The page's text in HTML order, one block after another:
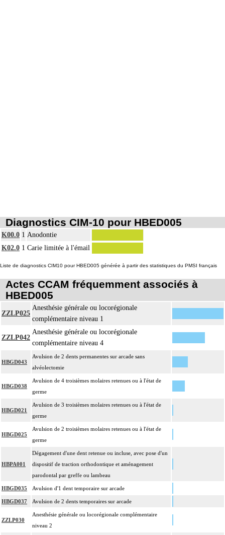
Diagnostics CIM-10 pour HBED005
K00.0 1 Anodontie
K02.0 1 Carie limitée à l'émail
Liste de diagnostics CIM10 pour HBED005 générée à partir des statistiques du PMSI français
Actes CCAM fréquemment associés à
HBED005
ZZLP025
Anesthésie générale ou locorégionale
complémentaire niveau 1
ZZLP042
Anesthésie générale ou locorégionale
complémentaire niveau 4
HBGD043
Avulsion de 2 dents permanentes sur arcade sans
alvéolectomie
HBGD038
Avulsion de 4 troisièmes molaires retenues ou à l'état de
germe
HBGD021
Avulsion de 3 troisièmes molaires retenues ou à l'état de
germe
HBGD025
Avulsion de 2 troisièmes molaires retenues ou à l'état de
germe
HBPA001
Dégagement d'une dent retenue ou incluse, avec pose d'un
dispositif de traction orthodontique et aménagement
parodontal par greffe ou lambeau
HBGD035 Avulsion d'1 dent temporaire sur arcade
HBGD037 Avulsion de 2 dents temporaires sur arcade
ZZLP030
Anesthésie générale ou locorégionale complémentaire
niveau 2